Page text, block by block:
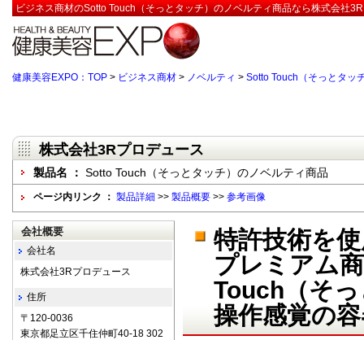
ビジネス商材のSotto Touch（そっとタッチ）のノベルティ商品なら株式会社
健康美容EXPO：TOP > ビジネス商材 > ノベルティ > Sotto Touch（そっとタッ
株式会社3Rプロデュース
製品名 ： Sotto Touch（そっとタッチ）のノベルティ商品
ページ内リンク ： 製品詳細 >> 製品概要 >> 参考画像
特許技術を
プレミアム
Touch（そ
操作感覚の
会社概要
会社名
株式会社3Rプロデュース
住所
〒120-0036
東京都足立区千住仲町40-18 302